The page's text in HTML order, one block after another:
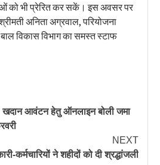
को भी प्रेरित कर सकें। इस अवसर पर
अनिता अग्रवाल, परियोजना
विकास विभाग का समस्त स्टाफ
आवंटन हेतु ऑनलाइन बोली जमा
NEXT
कर्मचारियों ने शहीदों को दी श्रद्धांजली